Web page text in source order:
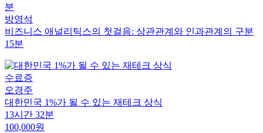
방영석
비즈니스 애널리틱스의 첫걸음: 상관관계와 인과관계의 구분
15분
수료증
오경주
대한민국 1%가 될 수 있는 재테크 상식
13시간 32분
100,000원